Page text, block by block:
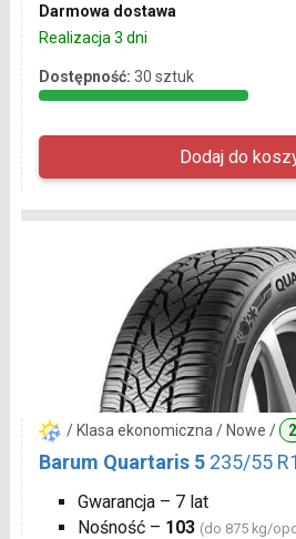
Darmowa dostawa
Realizacja 3 dni
Dostępność: 30 sztuk
/ Klasa ekonomiczna / Nowe /
Barum Quartaris 5 235/55
Gwarancja – 7 lat
Nośność – 103 (do 875 kg/